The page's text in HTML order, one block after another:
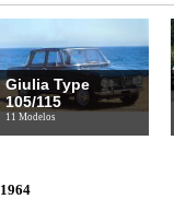
Giulia Type
105/115
11 Modelos
1964